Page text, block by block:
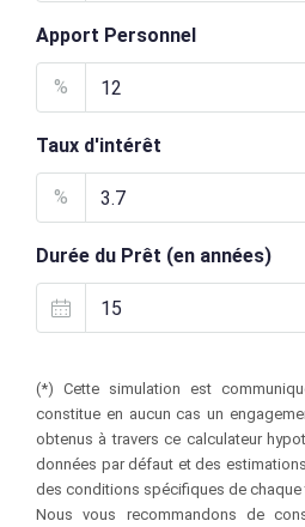
Apport Personnel
%
Taux d'intérêt
%
Durée du Prêt (en années)
(*) Cette simulation est
constitue en aucun cas un
obtenus à travers ce calculateur
données par défaut et des
des conditions spécifiques de
Nous vous recommandons de